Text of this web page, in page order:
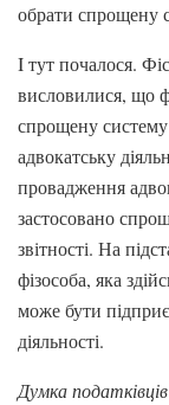
обрати спрощену
I тут почалося.
висловилися, що
спрощену
адвокатську
провадження
застосовано
звітності. На
фізособа, яка
може бути
діяльності.
Думка податківців